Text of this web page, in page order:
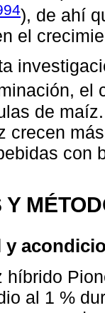
), de ahí
el
el
de
crecen
con
y
híbrido
al 1 %